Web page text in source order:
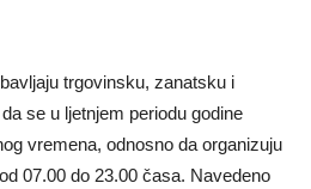
trgovinsku, zanatsku i
se u ljetnjem periodu godine
vremena, odnosno da organizuju
07.00 do 23.00 časa. Navedeno